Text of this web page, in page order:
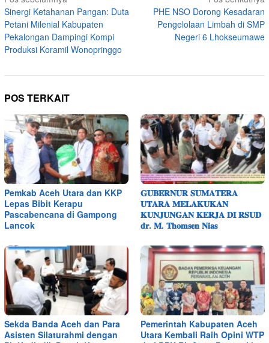
pos
Sinergi Ketahanan Pangan: Duta
Petani Milenial Kabupaten
Pekalongan Dampingi Kompi
Produksi Koramil Wonopringgo
PHE NSO Dorong Kesadaran
Pengelolaan Limbah di SMP
Negeri 6 Lhokseumawe
POS TERKAIT
Pemkab Aceh Utara dan KKP
Lepas Bibit Kerapu
Pascabencana di Gampong
Lancok
𝐆𝐔𝐁𝐄𝐑𝐍𝐔𝐑 𝐒𝐔𝐌𝐀𝐓𝐄𝐑𝐀
𝐔𝐓𝐀𝐑𝐀 𝐌𝐄𝐋𝐀𝐊𝐔𝐊𝐀𝐍
𝐊𝐔𝐍𝐉𝐔𝐍𝐆𝐀𝐍 𝐊𝐄𝐑𝐉𝐀 𝐃𝐈 𝐑𝐒𝐔𝐃
𝐝𝐫. 𝐌. 𝐓𝐡𝐨𝐦𝐬𝐞𝐧 𝐍𝐢𝐚𝐬
Sekda Banda Aceh dan Para
Asisten Silaturahmi dengan
Pemerintah Kabupaten Aceh
Utara Kembali Raih Opini WTP